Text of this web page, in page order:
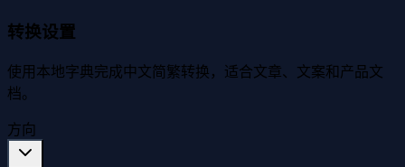
转换设置
使用本地字典完成中文简繁转换，适合文章、文案和产品文
档。
方向